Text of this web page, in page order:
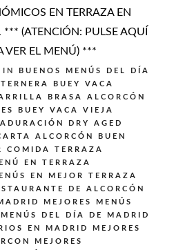
EN TERRAZA EN
(ATENCIÓN: PULSE AQUÍ
VER EL MENÚ) ***
IN
BUENOS MENÚS DEL DÍA
BUEY VACA
BRASA ALCORCÓN
BUEY VACA VIEJA
DRY AGED
ALCORCÓN BUEN
COMIDA TERRAZA
EN TERRAZA
EN MEJOR TERRAZA
DE ALCORCÓN
MEJORES MENÚS
MENÚS DEL DÍA DE MADRID
EN MADRID
MEJORES
MEJORES